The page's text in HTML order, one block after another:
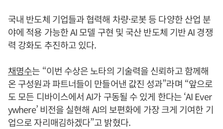
국내 반도체 기업들과 협력해 차량·로봇 등 다양한 산업 분
야에 적용 가능한 AI 모델 구현 및 국산 반도체 기반 AI 경쟁
력 강화도 추진하고 있다.
채명수는 “이번 수상은 노타의 기술력을 신뢰하고 함께해
온 구성원과 파트너들이 만들어낸 값진 성과”라며 “앞으로
도 모든 디바이스에서 AI가 구동될 수 있게 한다는 ‘AI Ever
ywhere’ 비전을 실현해 AI의 보편화에 가장 크게 기여한 기
업으로 자리매김하겠다”고 밝혔다.